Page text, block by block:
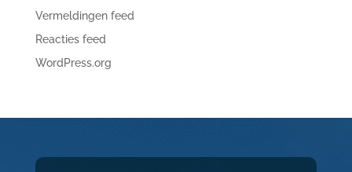
Vermeldingen feed
Reacties feed
WordPress.org